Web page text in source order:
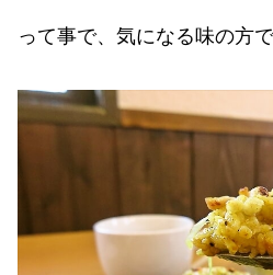
って事で、気になる味の方